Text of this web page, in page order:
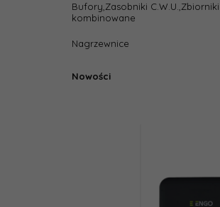
Bufory,Zasobniki C.W.U.,Zbiorniki
kombinowane
Nagrzewnice
Nowości